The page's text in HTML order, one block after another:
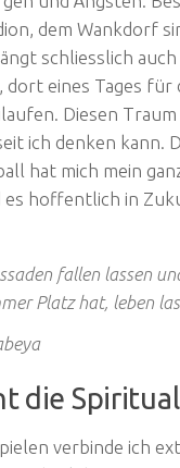
dem Wankdorf
schliesslich
dort eines Tages für
Diesen Traum
ich denken kann.
hat mich mein
es hoffentlich in
fallen lassen
Platz hat, leben
die
verbinde ich